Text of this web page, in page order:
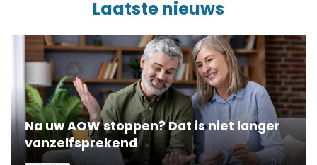
Laatste nieuws
Na uw AOW stoppen? Dat is niet langer
vanzelfsprekend